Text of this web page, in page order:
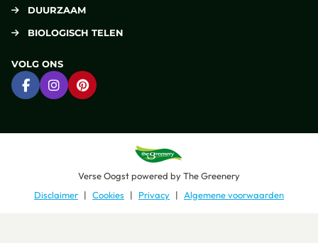
DUURZAAM
BIOLOGISCH TELEN
VOLG ONS
Ga naar Facebook
Ga naar Instagram
Ga naar Pinterest
Verse Oogstpowered byThe Greenery
Disclaimer
Cookies Privacy Algemene voorwaarden